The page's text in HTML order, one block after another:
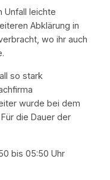
Unfall leichte
Abklärung in
wo ihr auch
so stark
wurde bei dem
die Dauer der
bis 05:50 Uhr